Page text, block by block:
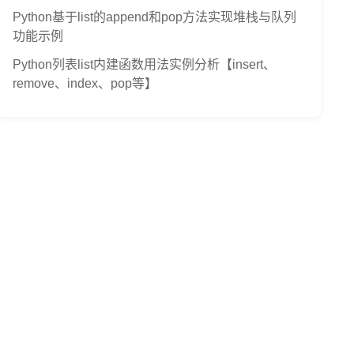
Python基于list的append和pop方法实现堆栈与队列
功能示例
Python列表list内建函数用法实例分析【insert、
remove、index、pop等】